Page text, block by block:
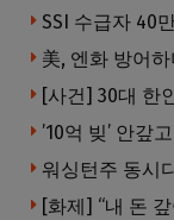
[사건] 30대 한